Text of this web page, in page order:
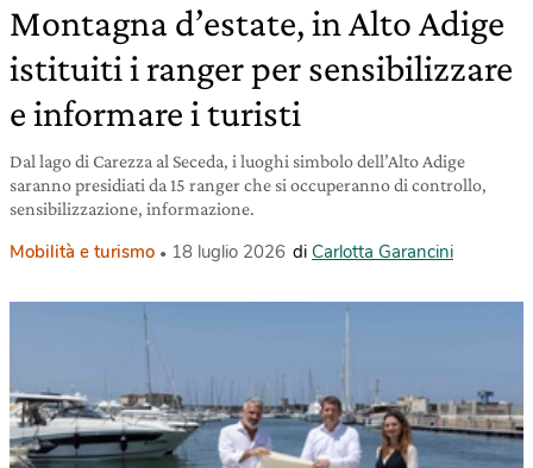
Montagna d’estate, in Alto Adige
istituiti i ranger per sensibilizzare
e informare i turisti
Dal lago di Carezza al Seceda, i luoghi simbolo dell’Alto Adige
saranno presidiati da 15 ranger che si occuperanno di controllo,
sensibilizzazione, informazione.
Mobilità e turismo 18 luglio 2026 di Carlotta Garancini